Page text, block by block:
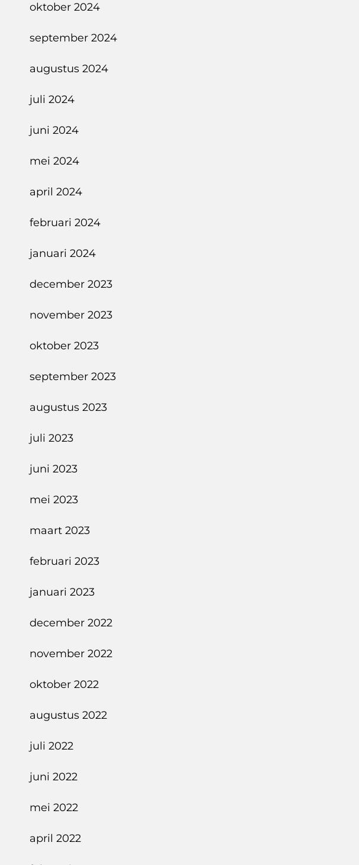
oktober 2024
september 2024
augustus 2024
juli 2024
juni 2024
mei 2024
april 2024
februari 2024
januari 2024
december 2023
november 2023
oktober 2023
september 2023
augustus 2023
juli 2023
juni 2023
mei 2023
maart 2023
februari 2023
januari 2023
december 2022
november 2022
oktober 2022
augustus 2022
juli 2022
juni 2022
mei 2022
april 2022